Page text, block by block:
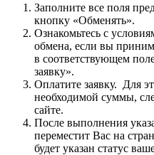
Заполните все поля
кнопку «Обменять».
Ознакомьтесь с
обмена, если вы
в соответствующем
заявку».
Оплатите заявку. Для
необходимой суммы,
сайте.
После выполнения
переместит Вас на
будет указан статус